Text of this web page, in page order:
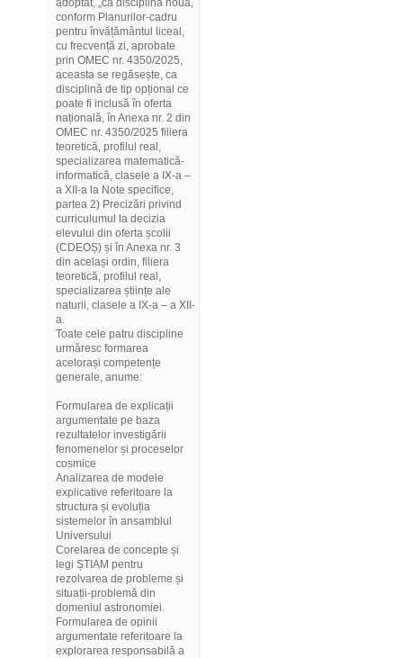
adoptat, „ca disciplină nouă,
conform Planurilor-cadru
pentru învățământul liceal,
cu frecvență zi, aprobate
prin OMEC nr. 4350/2025,
aceasta se regăsește, ca
disciplină de tip opțional ce
poate fi inclusă în oferta
națională, în Anexa nr. 2 din
OMEC nr. 4350/2025 filiera
teoretică, profilul real,
specializarea matematică-
informatică, clasele a IX-a –
a XII-a la Note specifice,
partea 2) Precizări privind
curriculumul la decizia
elevului din oferta școlii
(CDEOȘ) și în Anexa nr. 3
din același ordin, filiera
teoretică, profilul real,
specializarea științe ale
naturii, clasele a IX-a – a XII-
a.
Toate cele patru discipline
urmăresc formarea
acelorași competențe
generale, anume:
Formularea de explicații
argumentate pe baza
rezultatelor investigării
fenomenelor și proceselor
cosmice
Analizarea de modele
explicative referitoare la
structura și evoluția
sistemelor în ansamblul
Universului
Corelarea de concepte și
legi ȘTIAM pentru
rezolvarea de probleme și
situații-problemă din
domeniul astronomiei.
Formularea de opinii
argumentate referitoare la
explorarea responsabilă a